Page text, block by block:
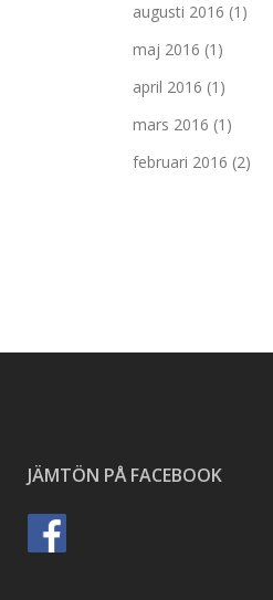
augusti 2016 (1)
maj 2016 (1)
april 2016 (1)
mars 2016 (1)
februari 2016 (2)
JÄMTÖN PÅ FACEBOOK